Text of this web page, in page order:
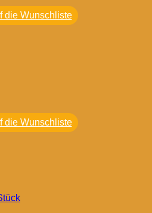
die Wunschliste
die Wunschliste